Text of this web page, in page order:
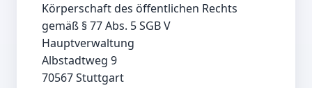
Körperschaft des öffentlichen Rechts
gemäß § 77 Abs. 5 SGB V
Hauptverwaltung
Albstadtweg 9
70567 Stuttgart